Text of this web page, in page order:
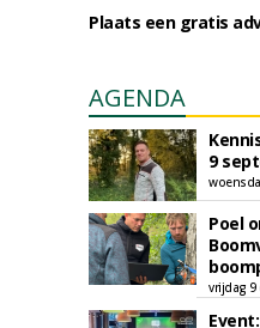
Plaats een gratis
AGENDA
9
Poel
vrijdag 9